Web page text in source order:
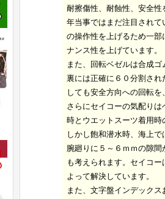
耐擦傷性、耐蝕性、安全
年当事ではまだ注目され
の操作性を上げるため一
ナンス性を上げています。
また、回転ベゼルは合成
裏には正確に６０分割さ
しても安全方向への回転
さらにセイコーの気配り
時とウエットスーツ着用
しかし飽和潜水時、海上
腕廻りに５～６ｍｍの隙
も考えられます。セイコ
よって解決しています。
また、文字盤インデック